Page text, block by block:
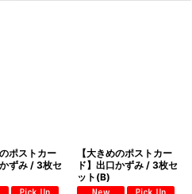
のポストカー
ずみ / 3枚セ
【大きめのポストカー
ド】出口かずみ / 3枚セ
ット(B)